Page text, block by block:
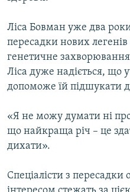
Ліса Бовман уже два
пересадки нових легенів
генетичне
Ліса дуже надіється, що
допоможе їй підшукати
«Я не можу думати ні
що найкраща річ – це
дихати».
Спеціалісти з пересадки